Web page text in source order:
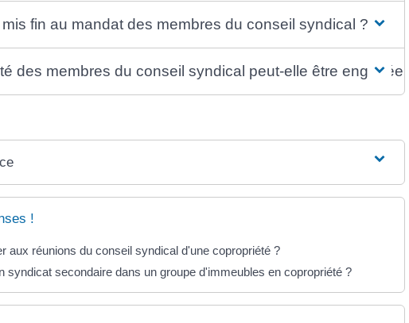
fin au mandat des membres du conseil syndical ?
des membres du conseil syndical peut-elle être engagée ?
!
aux réunions du conseil syndical d'une copropriété ?
syndicat secondaire dans un groupe d'immeubles en copropriété ?